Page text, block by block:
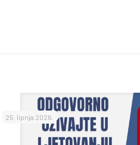
25. lipnja 2026.